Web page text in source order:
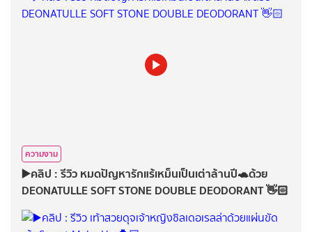
ความงาม
▶️คลิป : รีวิว หมดปัญหารักแร้เหม็นเป็นเต่าล้านปี🐢ด้วย
DEONATULLE SOFT STONE DOUBLE DEODORANT 👋🏻